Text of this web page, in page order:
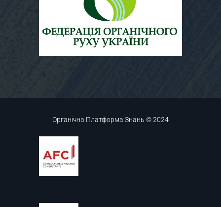
Органічна Платформа Знань © 2024